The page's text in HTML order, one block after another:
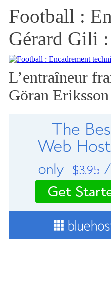
Football :
Gérard Gili
L’entraîneur
Göran